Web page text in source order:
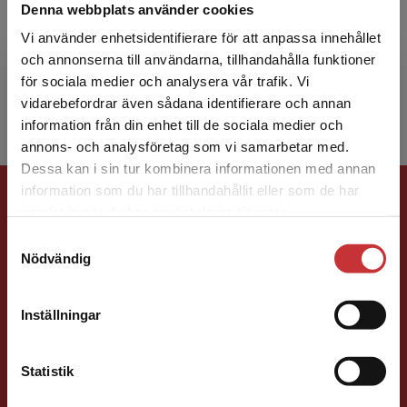
Denna webbplats använder cookies
Vi använder enhetsidentifierare för att anpassa innehållet
och annonserna till användarna, tillhandahålla funktioner
för sociala medier och analysera vår trafik. Vi
vidarebefordrar även sådana identifierare och annan
information från din enhet till de sociala medier och
annons- och analysföretag som vi samarbetar med.
Dessa kan i sin tur kombinera informationen med annan
information som du har tillhandahållit eller som de har
Nödvändig
Inställningar
Statistik
Begränsad fraktregion
Det verkar som att du besöker
studentlitteratur.se via en enhet utanför Sverige.
Vi erbjuder inte leveranser utanför Sverige. För
att kunna slutföra ett köp måste
Niklas Folkegård Gradin är verksam som
animatör och utvecklare med Blender som
huvudområde. Han undervisar i 3D-grafik vid
Högskolan i Gävle.
Förlagskontakt